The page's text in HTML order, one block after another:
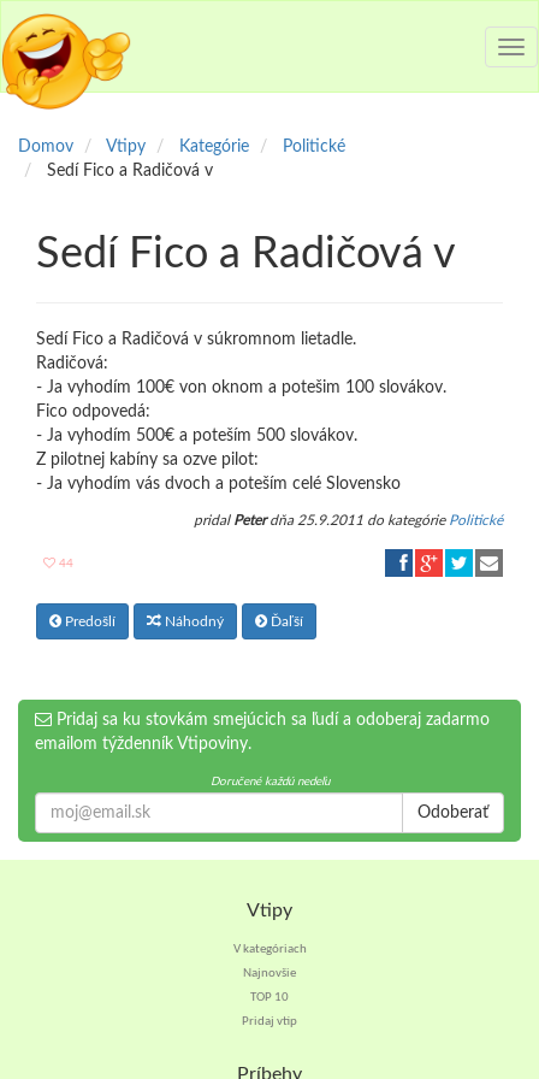
Domov Vtipy Kategórie
Politické
Sedí Fico a Radičová v
Sedí Fico a Radičová v
Sedí Fico a Radičová v súkromnom lietadle.
Radičová:
- Ja vyhodím 100€ von oknom a potešim 100 slovákov.
Fico odpovedá:
- Ja vyhodím 500€ a poteším 500 slovákov.
Z pilotnej kabíny sa ozve pilot:
- Ja vyhodím vás dvoch a poteším celé Slovensko
pridal Peterdňa 25.9.2011 do kategórie Politické
44
Predošlí Náhodný Ďaľší
Pridaj sa ku stovkám smejúcich sa ľudí a odoberaj zadarmo
emailom týždenník Vtipoviny.
Doručené každú nedeľu
Odoberať
Vtipy
V kategóriach
Najnovšie
TOP 10
Pridaj vtip
Príbehy